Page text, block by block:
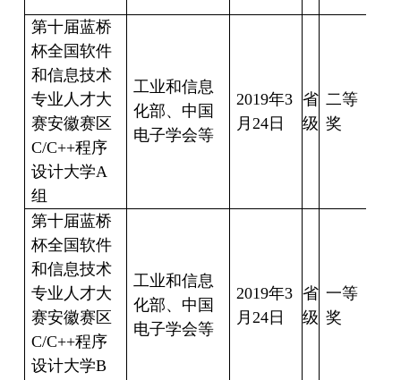
第十届蓝桥
杯全国软件
和信息技术
专业人才大
赛安徽赛区
C/C++程序
设计大学A
组
工业和信息
化部、中国
电子学会等
2019年3
月 24 日
省
级
二等
奖
第十届蓝桥
杯全国软件
和信息技术
专业人才大
赛安徽赛区
C/C++程序
设计大学B
工业和信息
化部、中国
电子学会等
2019年3
月 24 日
省
级
一等
奖